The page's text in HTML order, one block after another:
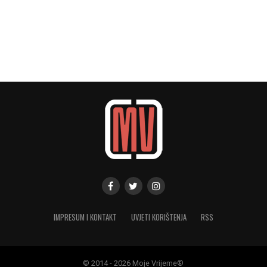
IMPRESUM I KONTAKT UVJETI KORIŠTENJA RSS
© 2014 - 2026 Moje Vrijeme®